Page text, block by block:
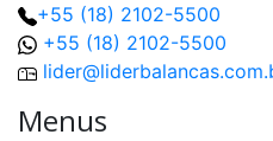
+55 (18) 2102-5500
+55 (18) 2102-5500
Menus